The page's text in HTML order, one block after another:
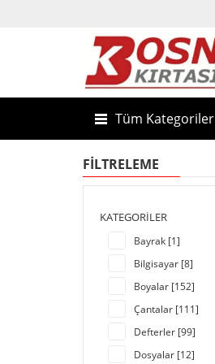
Tüm Kategoriler
FILTRELEME
KATEGORILER
Bayrak [1]
Bilgisayar [8]
Boyalar [152]
Çantalar [111]
Defterler [99]
Dosyalar [12]